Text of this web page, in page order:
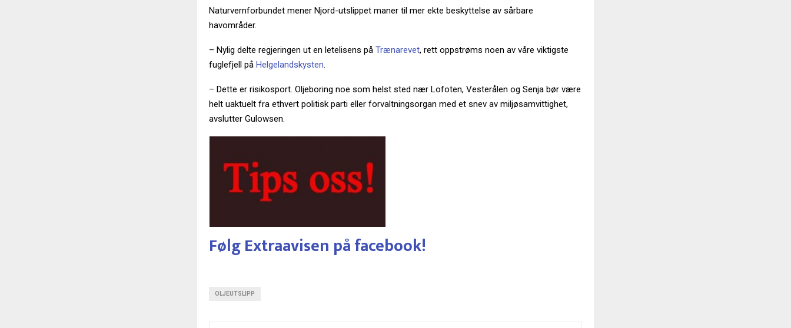
Naturvernforbundet mener Njord-utslippet maner til mer ekte beskyttelse av sårbare
havområder.
– Nylig delte regjeringen ut en letelisens på Trænarevet, rett oppstrøms noen av våre viktigste
fuglefjell på Helgelandskysten.
– Dette er risikosport. Oljeboring noe som helst sted nær Lofoten, Vesterålen og Senja bør være
helt uaktuelt fra ethvert politisk parti eller forvaltningsorgan med et snev av miljøsamvittighet,
avslutter Gulowsen.
Følg Extraavisen på facebook!
OLJEUTSLIPP